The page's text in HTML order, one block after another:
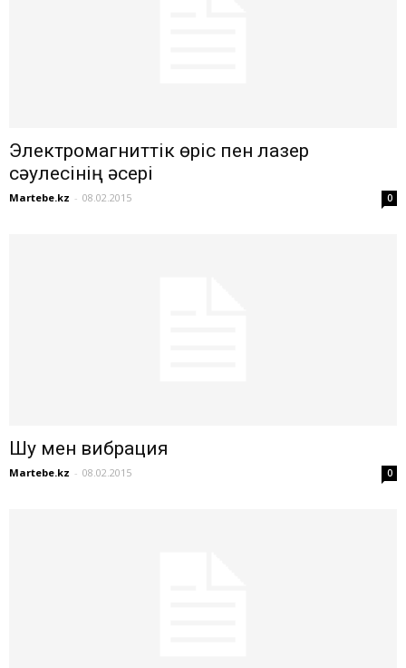
Электромагниттік өріс пен лазер
сәулесінің әсері
Martebe.kz - 08.02.2015 0
Шу мен вибрация
Martebe.kz - 08.02.2015 0